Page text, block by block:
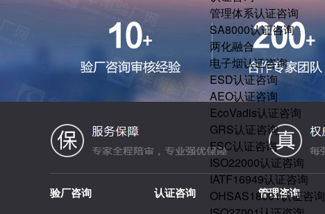
管理体系认证咨询
SA8000认证咨询
两化融合
电子烟认证咨询
ESD认证咨询
AEO认证咨询
EcoVadis认证咨询
GRS认证咨询
FSC认证咨询
ISO22000认证咨询
IATF16949认证咨询
OHSAS18001认证咨询
验厂咨询 认证咨询 管理咨询